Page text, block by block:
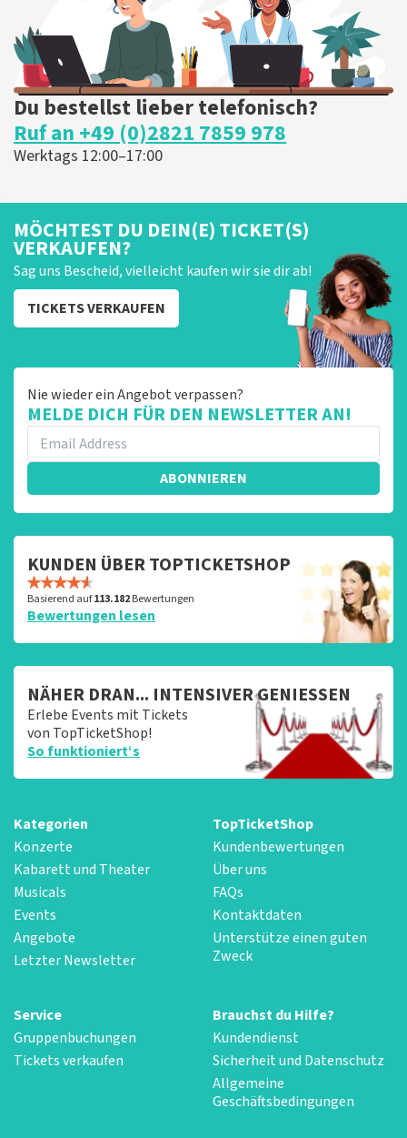
Du bestellst lieber telefonisch?
Ruf an +49 (0)2821 7859 978
Werktags 12:00–17:00
MÖCHTEST DU DEIN(E) TICKET(S)
VERKAUFEN?
Sag uns Bescheid, vielleicht kaufen wir sie dir ab!
TICKETS VERKAUFEN
Nie wieder ein Angebot verpassen?
MELDE DICH FÜR DEN NEWSLETTER AN!
ABONNIEREN
KUNDEN ÜBER TOPTICKETSHOP
Basierend auf113.182Bewertungen
Bewertungen lesen
NÄHER DRAN... INTENSIVER GENIESSEN
Erlebe Events mit Tickets
von TopTicketShop!
So funktioniert‘s
Kategorien
Konzerte
Kabarett und Theater
Musicals
Events
Angebote
Letzter Newsletter
TopTicketShop
Kundenbewertungen
Über uns
FAQs
Kontaktdaten
Unterstütze einen guten
Zweck
Service
Gruppenbuchungen
Tickets verkaufen
Brauchst du Hilfe?
Kundendienst
Sicherheit und Datenschutz
Allgemeine
Geschäftsbedingungen